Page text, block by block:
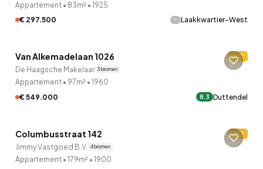
Appartement • 83m² • 1925
€ 297.500
- Laakkwartier-West
7 uur geleden ontdekt
Van Alkemadelaan 1026 C
De Haagsche Makelaar 3 bronnen
Appartement • 97m² • 1960
€ 549.000
8.3 Duttendel
7 uur geleden ontdekt
Columbusstraat 142 D
Jimmy Vastgoed B.V. 4 bronnen
Appartement • 179m² • 1900